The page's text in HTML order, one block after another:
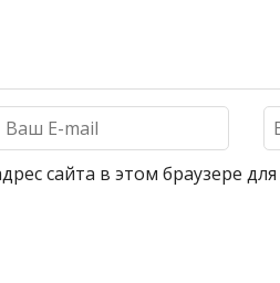
сайта в этом браузере